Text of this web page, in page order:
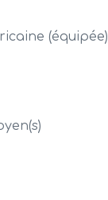
(équipée)